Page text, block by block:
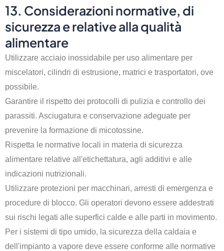
13. Considerazioni normative, di
sicurezza e relative alla qualità
alimentare
Utilizzare acciaio inossidabile per uso alimentare per
miscelatori, cilindri di estrusione, matrici e trasportatori, ove
possibile.
Garantire il rispetto dei protocolli di pulizia e controllo dei
parassiti. Asciugatura e conservazione adeguate per
prevenire la formazione di micotossine.
Rispetta le normative locali in materia di sicurezza
alimentare relative all'etichettatura, agli additivi e alle
indicazioni nutrizionali.
Utilizzare protezioni per macchinari, arresti di emergenza e
procedure di blocco. Gli operatori devono essere addestrati
sui rischi legati alle superfici calde e alle parti in movimento.
Per i sistemi di tipo umido, la sicurezza della caldaia e
dell'impianto a vapore deve essere conforme alle normative